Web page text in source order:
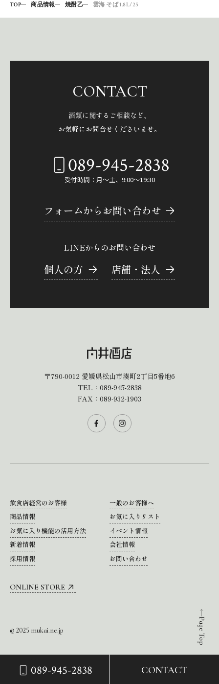
TOP 商品情報 焼酎乙 雲海 そば 1.8L/25
089-945-2838 CONTACT
Page Top
CONTACT
酒類に関するご相談など、
お気軽にお問合せくださいませ。
089-945-2838
受付時間：月～土、9:00～19:30
フォームからお問い合わせ
LINEからのお問い合わせ
個人の方 店舗・法人
〒790-0012 愛媛県松山市湊町2丁目5番地6
TEL： 089-945-2838
FAX：089-932-1903
飲食店経営のお客様
一般のお客様へ
商品情報
お気に入りリスト
お気に入り機能の活用方法
イベント情報
新着情報
会社情報
採用情報
お問い合わせ
ONLINE STORE
© 2025 mukai.ne.jp